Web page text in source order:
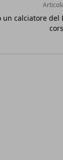
un calciatore del